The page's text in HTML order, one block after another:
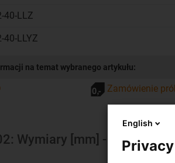
40-LLZ
40-LLYZ
na temat wybranego artykułu:
Zamówienie
Wymiary [mm] - wózki
English